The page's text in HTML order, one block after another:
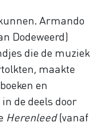
Armando
Dodeweerd)
die de muziek
maakte
en
de deels door
Herenleed(vanaf